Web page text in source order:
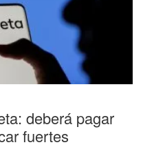
deberá pagar
fuertes